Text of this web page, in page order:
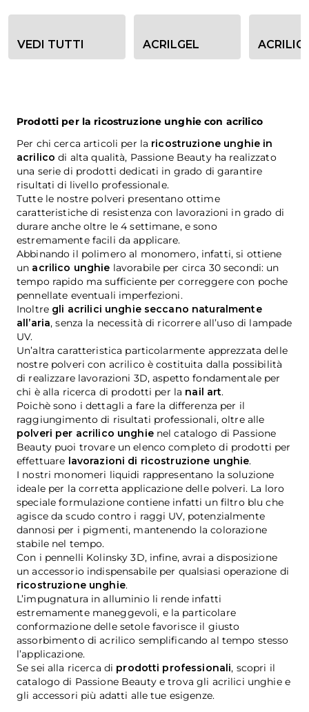
Opzioni filtro categoria
VEDI TUTTI ACRILGEL
Prodotti per la ricostruzione unghie con acrilico
Per chi cerca articoli per la ricostruzione unghie in
acrilico di alta qualità, Passione Beauty ha realizzato
una serie di prodotti dedicati in grado di garantire
risultati di livello professionale.
Tutte le nostre polveri presentano ottime
caratteristiche di resistenza con lavorazioni in grado di
durare anche oltre le 4 settimane, e sono
estremamente facili da applicare.
Abbinando il polimero al monomero, infatti, si ottiene
un acrilico unghie lavorabile per circa 30 secondi: un
tempo rapido ma sufficiente per correggere con poche
pennellate eventuali imperfezioni.
Inoltre gli acrilici unghie seccano naturalmente
all’aria, senza la necessità di ricorrere all’uso di lampade
UV.
Un’altra caratteristica particolarmente apprezzata delle
nostre polveri con acrilico è costituita dalla possibilità
di realizzare lavorazioni 3D, aspetto fondamentale per
chi è alla ricerca di prodotti per la nail art.
Poichè sono i dettagli a fare la differenza per il
raggiungimento di risultati professionali, oltre alle
polveri per acrilico unghienel catalogo di Passione
Beauty puoi trovare un elenco completo di prodotti per
effettuare lavorazioni di ricostruzione unghie.
I nostri monomeri liquidi rappresentano la soluzione
ideale per la corretta applicazione delle polveri. La loro
speciale formulazione contiene infatti un filtro blu che
agisce da scudo contro i raggi UV, potenzialmente
dannosi per i pigmenti, mantenendo la colorazione
stabile nel tempo.
Con i pennelli Kolinsky 3D, infine, avrai a disposizione
un accessorio indispensabile per qualsiasi operazione di
ricostruzione unghie.
L’impugnatura in alluminio li rende infatti
estremamente maneggevoli, e la particolare
conformazione delle setole favorisce il giusto
assorbimento di acrilico semplificando al tempo stesso
l’applicazione.
Se sei alla ricerca di prodotti professionali, scopri il
catalogo di Passione Beauty e trova gli acrilici unghie e
gli accessori più adatti alle tue esigenze.